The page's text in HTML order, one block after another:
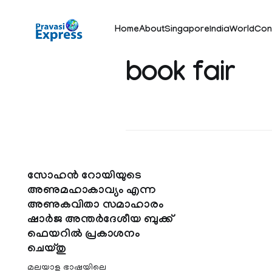
HomeAboutSingaporeIndiaWorld
book fair
സോഹൻ റോയിയുടെ
അണുമഹാകാവ്യം എന്ന
അണുകവിതാ സമാഹാരം
ഷാർജ അന്തർദേശീയ ബുക്ക്
ഫെയറിൽ പ്രകാശനം
ചെയ്തു
മലയാള ഭാഷയിലെ